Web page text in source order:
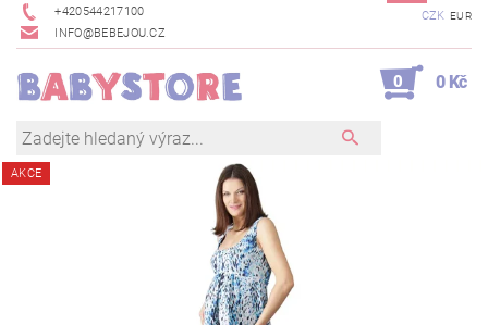
+420544217100
INFO@BEBEJOU.CZ
CZK EUR
0 0 Kč
AKCE